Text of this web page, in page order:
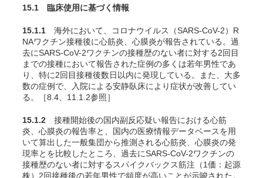
15.1 臨床使用に基づく情報
15.1.1 海外において、コロナウイルス（SARS-CoV-2）R
NAワクチン接種後に心筋炎、心膜炎が報告されている。 過
去にSARS-CoV-2ワクチンの接種歴のない者に対する2回目
までの接種において報告された症例の多くは若年男性であ
り、特に2回目接種後数日以内に発現している。また、大多
数の症例で、入院による安静臥床により症状が改善してい
る 。［8.4、11.1.2参照］
15.1.2 接種開始後の国内副反応疑い報告における心筋
炎、心膜炎の報告率と、国内の医療情報データベースを用
いて算出した一般集団から推測される心筋炎、心膜炎の発
現率とを比較したところ、 過去にSARS-CoV-2ワクチンの
接種歴のない者に対する スパイクバックス筋注（1価：起源
株）2回接種後の若年男性で頻度が高いことが示唆された 。